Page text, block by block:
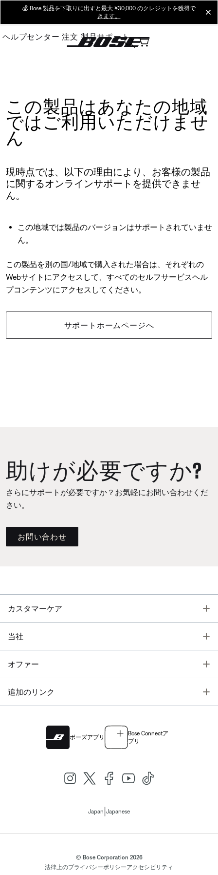
Main
💰 Bose 製品を下取りに出すと最大 ¥30,000 のクレジットを獲得で
きます。
ヘルプセンター 注文 製品サポート
この製品はあなたの地域
ではご利用いただけませ
ん
現時点では、以下の理由により、お客様の製品
に関するオンラインサポートを提供できませ
ん。
この地域では製品のバージョンはサポートされていませ
ん。
この製品を別の国/地域で購入された場合は、それぞれの
Webサイトにアクセスして、すべてのセルフサービスヘル
プコンテンツにアクセスしてください。
サポートホームページへ
助けが必要ですか?
さらにサポートが必要ですか？お気軽にお問い合わせくだ
さい。
お問い合わせ
カスタマーケア
当社
オファー
追加のリンク
ボーズアプリ
Bose Connectア
プリ
Japan Japanese
© Bose Corporation 2026
法律上のプライバシーポリシーアクセシビリティ